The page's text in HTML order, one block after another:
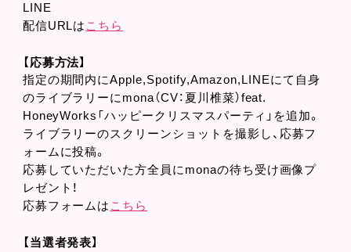
LINE
配信URLは こちら
【応募方法】
指定の期間内にApple,Spotify,Amazon,LINEにて自身
のライブラリーにmona（CV：夏川椎菜）feat.
HoneyWorks「ハッピークリスマスパーティ」を追加。
ライブラリーのスクリーンショットを撮影し、応募フ
ォームに投稿。
応募していただいた方全員にmonaの待ち受け画像プ
レゼント！
応募フォームは こちら
【当選者発表】